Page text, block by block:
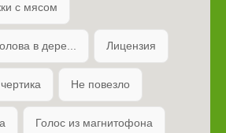
с мясом
в дере... Лицензия
Не повезло
Голос из магнитофона